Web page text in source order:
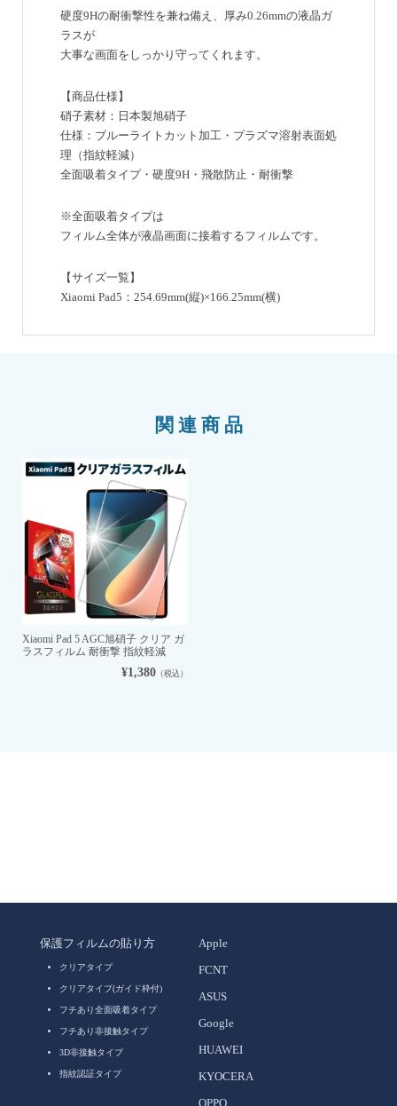
硬度9Hの耐衝撃性を兼ね備え、厚み0.26mmの液晶ガ
ラスが
大事な画面をしっかり守ってくれます。
【商品仕様】
硝子素材：日本製旭硝子
仕様：ブルーライトカット加工・プラズマ溶射表面処
理（指紋軽減）
全面吸着タイプ・硬度9H・飛散防止・耐衝撃
※全面吸着タイプは
フィルム全体が液晶画面に接着するフィルムです。
【サイズ一覧】
Xiaomi Pad5：254.69mm(縦)×166.25mm(横)
関連商品
Xiaomi Pad 5 AGC旭硝子 クリア ガ
ラスフィルム 耐衝撃 指紋軽減
¥1,380（税込）
保護フィルムの貼り方
クリアタイプ
クリアタイプ(ガイド枠付)
フチあり全面吸着タイプ
フチあり非接触タイプ
3D非接触タイプ
指紋認証タイプ
Apple
FCNT
ASUS
Google
HUAWEI
KYOCERA
OPPO